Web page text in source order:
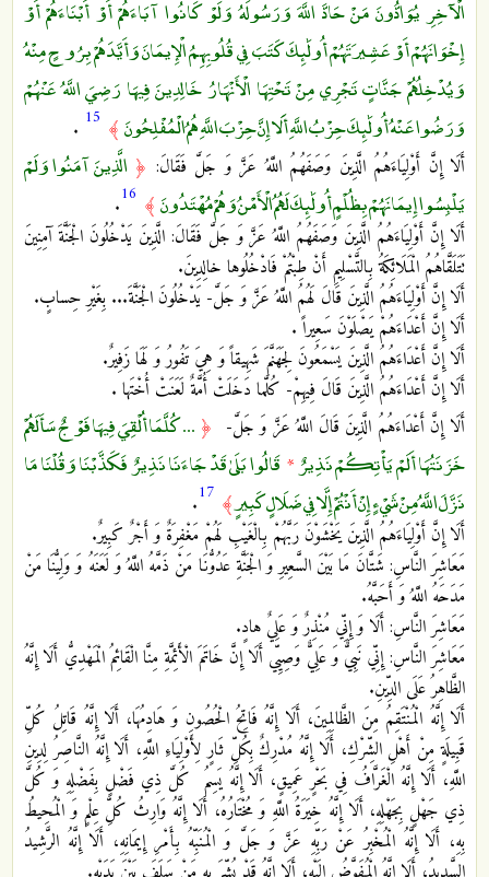
الْآخِرِ يُوَادُّونَ مَنْ حَادَّ اللَّهَ وَرَسُولَهُ وَلَوْ كَانُوا آبَاءَهُمْ أَوْ أَبْنَاءَهُمْ أَوْ
إِخْوَانَهُمْ أَوْ عَشِيرَتَهُمْ أُولَٰئِكَ كَتَبَ فِي قُلُوبِهِمُ الْإِيمَانَ وَأَيَّدَهُمْ بِرُوحٍ مِنْهُ
وَيُدْخِلُهُمْ جَنَّاتٍ تَجْرِي مِنْ تَحْتِهَا الْأَنْهَارُ خَالِدِينَ فِيهَا رَضِيَ اللَّهُ عَنْهُمْ
وَرَضُوا عَنْهُ أُولَٰئِكَ حِزْبُ اللَّهِ أَلَا إِنَّ حِزْبَ اللَّهِ هُمُ الْمُفْلِحُونَ ﴾ 15
.
أَلَا إِنَّ أَوْلِيَاءَهُمُ الَّذِينَ وَصَفَهُمُ اللَّهُ عَزَّ وَ جَلَّ فَقَالَ: ﴿ الَّذِينَ آمَنُوا وَلَمْ
يَلْبِسُوا إِيمَانَهُمْ بِظُلْمٍ أُولَٰئِكَ لَهُمُ الْأَمْنُ وَهُمْ مُهْتَدُونَ ﴾ 16
.
أَلَا إِنَّ أَوْلِيَاءَهُمُ الَّذِينَ وَصَفَهُمُ اللَّهُ عَزَّ وَ جَلَّ فَقَالَ: الَّذِينَ يَدْخُلُونَ الْجَنَّةَ آمِنِينَ
تَتَلَقَّاهُمُ الْمَلَائِكَةُ بِالتَّسْلِيمِ أَنْ‏ طِبْتُمْ فَادْخُلُوها خالِدِينَ‏.
أَلَا إِنَّ أَوْلِيَاءَهُمُ الَّذِينَ قَالَ لَهُمُ اللَّهُ عَزَّ وَ جَلَّ- يَدْخُلُونَ الْجَنَّةَ... بِغَيْرِ حِسابٍ‏.
أَلَا إِنَّ أَعْدَاءَهُمْ يَصْلَوْنَ سَعِيراً .
أَلَا إِنَّ أَعْدَاءَهُمُ الَّذِينَ يَسْمَعُونَ لِجَهَنَّمَ‏ شَهِيقاً وَ هِيَ تَفُورُ وَ لَهَا زَفِيرٌ.
أَلَا إِنَّ أَعْدَاءَهُمُ الَّذِينَ قَالَ فِيهِمْ- كُلَّما دَخَلَتْ أُمَّةٌ لَعَنَتْ أُخْتَها .
أَلَا إِنَّ أَعْدَاءَهُمُ الَّذِينَ قَالَ اللَّهُ عَزَّ وَ جَلَّ- ﴿ ... كُلَّمَا أُلْقِيَ فِيهَا فَوْجٌ سَأَلَهُمْ
خَزَنَتُهَا أَلَمْ يَأْتِكُمْ نَذِيرٌ*قَالُوا بَلَىٰ قَدْ جَاءَنَا نَذِيرٌ فَكَذَّبْنَا وَقُلْنَا مَا
نَزَّلَ اللَّهُ مِنْ شَيْءٍ إِنْ أَنْتُمْ إِلَّا فِي ضَلَالٍ كَبِيرٍ﴾ 17
.
أَلَا إِنَّ أَوْلِيَاءَهُمُ‏ الَّذِينَ يَخْشَوْنَ رَبَّهُمْ بِالْغَيْبِ لَهُمْ مَغْفِرَةٌ وَ أَجْرٌ كَبِيرٌ.
مَعَاشِرَ النَّاسِ: شَتَّانَ مَا بَيْنَ السَّعِيرِ وَ الْجَنَّةِ عَدُوُّنَا مَنْ ذَمَّهُ اللَّهُ وَ لَعَنَهُ وَ وَلِيُّنَا مَنْ
مَدَحَهُ اللَّهُ وَ أَحَبَّهُ.
مَعَاشِرَ النَّاسِ: أَلَا وَ إِنِّي‏ مُنْذِرٌ وَ عَلِيٌ‏ هادٍ.
مَعَاشِرَ النَّاسِ: إِنِّي نَبِيٌّ وَ عَلِيٌّ وَصِيِّي أَلَا إِنَّ خَاتَمَ الْأَئِمَّةِ مِنَّا الْقَائِمُ الْمَهْدِيُّ أَلَا إِنَّهُ
الظَّاهِرُ عَلَى الدِّينِ.
أَلَا إِنَّهُ الْمُنْتَقِمُ مِنَ الظَّالِمِينَ، أَلَا إِنَّهُ فَاتِحُ الْحُصُونِ وَ هَادِمُهَا، أَلَا إِنَّهُ قَاتِلُ كُلِّ
قَبِيلَةٍ مِنْ أَهْلِ الشِّرْكِ، أَلَا إِنَّهُ مُدْرِكٌ بِكُلِّ ثَارٍ لِأَوْلِيَاءِ اللَّهِ، أَلَا إِنَّهُ النَّاصِرُ لِدِينِ
اللَّهِ، أَلَا إِنَّهُ الْغَرَّافُ فِي بَحْرٍ عَمِيقٍ، أَلَا إِنَّهُ يَسِمُ‏ كُلَّ ذِي فَضْلٍ بِفَضْلِهِ وَ كُلَّ
ذِي جَهْلٍ بِجَهْلِهِ، أَلَا إِنَّهُ خِيَرَةُ اللَّهِ وَ مُخْتَارُهُ، أَلَا إِنَّهُ وَارِثُ كُلِّ عِلْمٍ وَ الْمُحِيطُ
بِهِ، أَلَا إِنَّهُ الْمُخْبِرُ عَنْ رَبِّهِ عَزَّ وَ جَلَّ وَ الْمُنَبِّهُ بِأَمْرِ إِيمَانِهِ، أَلَا إِنَّهُ الرَّشِيدُ